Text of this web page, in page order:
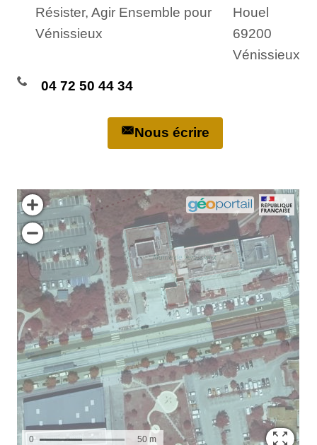
Résister, Agir Ensemble pour
Vénissieux
Houel
69200
Vénissieux
04 72 50 44 34
Nous écrire